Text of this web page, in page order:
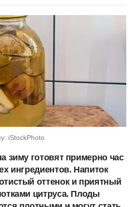
iStockPhoto
зиму готовят примерно час
ингредиентов. Напиток
оттенок и приятный
цитруса. Плоды